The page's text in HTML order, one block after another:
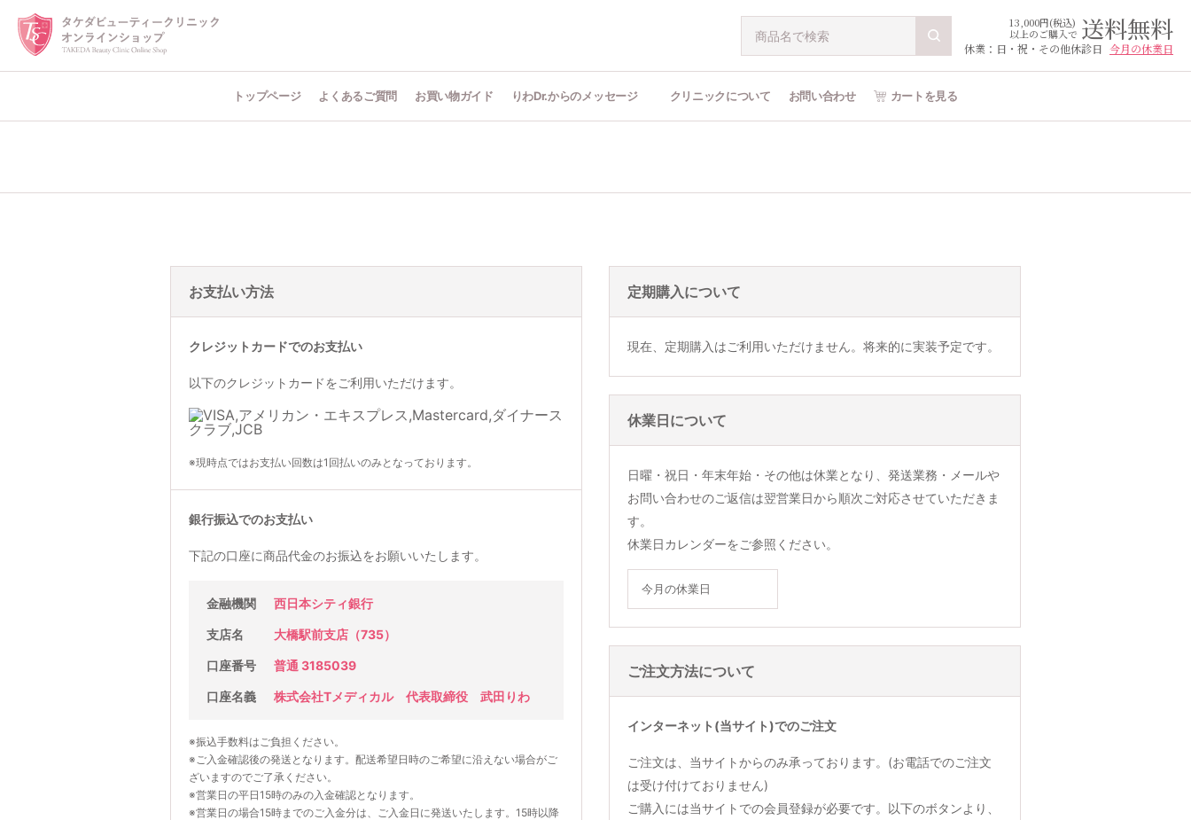
13,000円(税込)
以上のご購入で 送料無料
休業：日・祝・その他休診日 今月の休業日
トップページ よくあるご質問 お買い物ガイド りわDr.からのメッセージ クリニックについて お問い合わせ カートを見る
お支払い方法
クレジットカードでのお支払い
以下のクレジットカードをご利用いただけます。
※現時点ではお支払い回数は1回払いのみとなっております。
銀行振込でのお支払い
下記の口座に商品代金のお振込をお願いいたします。
金融機関 西日本シティ銀行
支店名 大橋駅前支店（735）
口座番号 普通 3185039
口座名義 株式会社Tメディカル 代表取締役 武田りわ
※振込手数料はご負担ください。
※ご入金確認後の発送となります。配送希望日時のご希望に沿えない場合がご
ざいますのでご了承ください。
※営業日の平日15時のみの入金確認となります。
※営業日の場合15時までのご入金分は、ご入金日に発送いたします。15時以降
定期購入について
現在、定期購入はご利用いただけません。将来的に実装予定です。
休業日について
日曜・祝日・年末年始・その他は休業となり、発送業務・メールや
お問い合わせのご返信は翌営業日から順次ご対応させていただきま
す。
休業日カレンダーをご参照ください。
今月の休業日
ご注文方法について
インターネット(当サイト)でのご注文
ご注文は、当サイトからのみ承っております。(お電話でのご注文
は受け付けておりません)
ご購入には当サイトでの会員登録が必要です。以下のボタンより、